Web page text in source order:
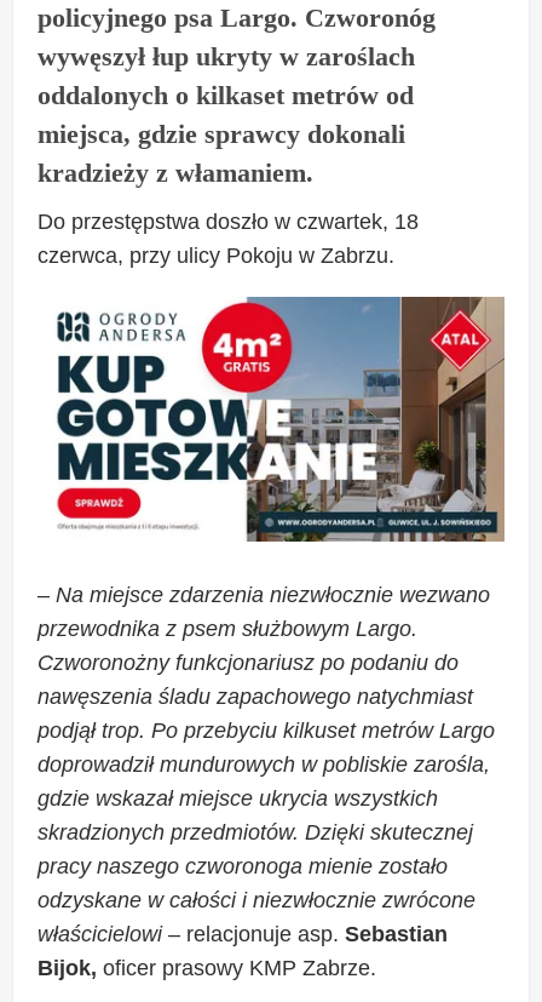
policyjnego psa Largo. Czworonóg
wywęszył łup ukryty w zaroślach
oddalonych o kilkaset metrów od
miejsca, gdzie sprawcy dokonali
kradzieży z włamaniem.
Do przestępstwa doszło w czwartek, 18
czerwca, przy ulicy Pokoju w Zabrzu.
–Na miejsce zdarzenia niezwłocznie wezwano
przewodnika z psem służbowym Largo.
Czworonożny funkcjonariusz po podaniu do
nawęszenia śladu zapachowego natychmiast
podjął trop. Po przebyciu kilkuset metrów Largo
doprowadził mundurowych w pobliskie zarośla,
gdzie wskazał miejsce ukrycia wszystkich
skradzionych przedmiotów. Dzięki skutecznej
pracy naszego czworonoga mienie zostało
odzyskane w całości i niezwłocznie zwrócone
właścicielowi– relacjonuje asp. Sebastian
Bijok, oficer prasowy KMP Zabrze.